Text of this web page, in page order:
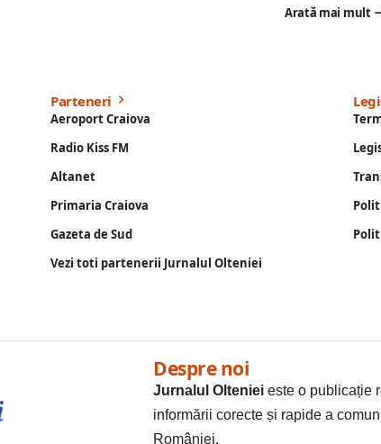
Arată mai mult
Parteneri
Aeroport Craiova
Radio Kiss FM
Altanet
Primaria Craiova
Gazeta de Sud
Vezi toti partenerii Jurnalul Olteniei
Despre noi
Jurnalul Olteniei este o publicație
informării corecte și rapide a
României.